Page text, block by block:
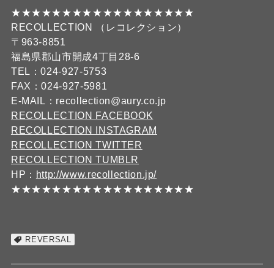
★★★★★★★★★★★★★★★★★★
RECOLLECTION （レコレクション）
〒963-8851
福島県郡山市開成4丁目28-6
TEL：024-927-5753
FAX：024-927-5981
E-MAIL：recollection@aury.co.jp
RECOLLECTION FACEBOOK
RECOLLECTION INSTAGRAM
RECOLLECTION TWITTER
RECOLLECTION TUMBLR
HP： http://www.recollection.jp/
★★★★★★★★★★★★★★★★★★
REVERSAL